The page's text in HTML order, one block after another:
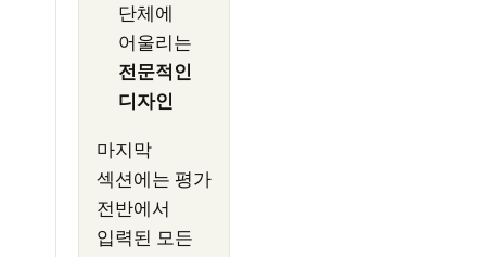
단체에
어울리는
전문적인
디자인
마지막
섹션에는 평가
전반에서
입력된 모든